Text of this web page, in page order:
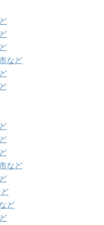
など
など
ど